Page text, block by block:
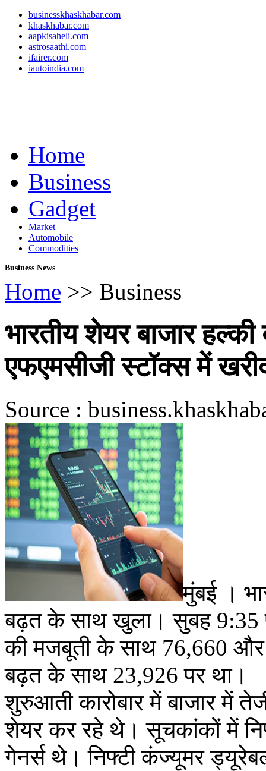
businesskhaskhabar.com
khaskhabar.com
aapkisaheli.com
astrosaathi.com
ifairer.com
iautoindia.com
Home
Business
Gadget
Market
Automobile
Commodities
Business News
Home >> Business
भारतीय शेयर बाजार
एफएमसीजी स्टॉक्स में
Source :
मुंबई ।
बढ़त के साथ खुला। सुबह 9:35
की मजबूती के साथ 76,660 और
बढ़त के साथ 23,926 पर था।
शुरुआती कारोबार में बाजार में
शेयर कर रहे थे। सूचकांकों में
गेनर्स थे। निफ्टी कंज्यूमर